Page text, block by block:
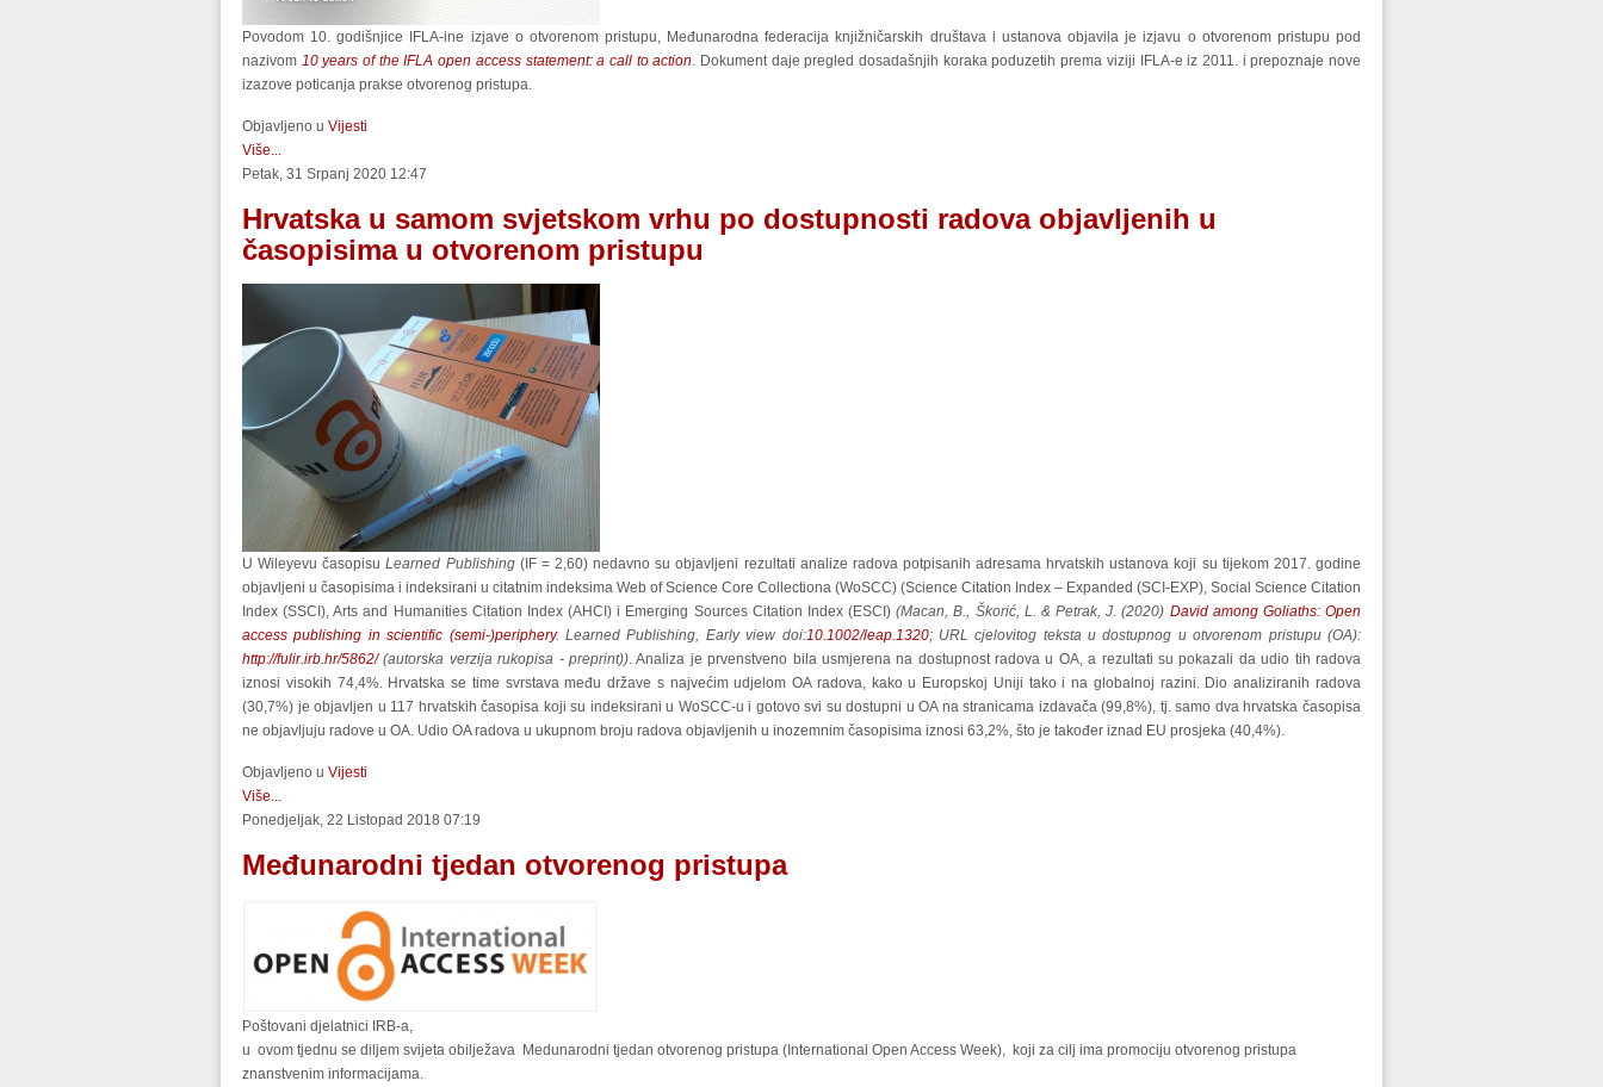
Povodom 10. godišnjice IFLA-ine izjave o otvorenom pristupu, Međunarodna federacija knjižničarskih društava i ustanova objavila je izjavu o otvorenom pristupu pod
nazivom 10 years of the IFLA open access statement: a call to action. Dokument daje pregled dosadašnjih koraka poduzetih prema viziji IFLA-e iz 2011. i prepoznaje nove
izazove poticanja prakse otvorenog pristupa.
Objavljeno u Vijesti
Više...
Petak, 31 Srpanj 2020 12:47
Hrvatska u samom svjetskom vrhu po dostupnosti radova objavljenih u
časopisima u otvorenom pristupu
U Wileyevu časopisuLearned Publishing (IF = 2,60) nedavno su objavljeni rezultati analize radova potpisanih adresama hrvatskih ustanova koji su tijekom 2017. godine
objavljeni u časopisima i indeksirani u citatnim indeksima Web of Science Core Collectiona (WoSCC) (Science Citation Index – Expanded (SCI-EXP), Social Science Citation
Index (SSCI), Arts and Humanities Citation Index (AHCI) i Emerging Sources Citation Index (ESCI) (Macan, B., Škorić, L. & Petrak, J. (2020) David among Goliaths: Open
access publishing in scientific (semi-)periphery. Learned Publishing, Early view doi:10.1002/leap.1320; URL cjelovitog teksta u dostupnog u otvorenom pristupu (OA):
http://fulir.irb.hr/5862/(autorska verzija rukopisa - preprint)). Analiza je prvenstveno bila usmjerena na dostupnost radova u OA, a rezultati su pokazali da udio tih radova
iznosi visokih 74,4%. Hrvatska se time svrstava među države s najvećim udjelom OA radova, kako u Europskoj Uniji tako i na globalnoj razini. Dio analiziranih radova
(30,7%) je objavljen u 117 hrvatskih časopisa koji su indeksirani u WoSCC-u i gotovo svi su dostupni u OA na stranicama izdavača (99,8%), tj. samo dva hrvatska časopisa
ne objavljuju radove u OA. Udio OA radova u ukupnom broju radova objavljenih u inozemnim časopisima iznosi 63,2%, što je također iznad EU prosjeka (40,4%).
Objavljeno u Vijesti
Više...
Ponedjeljak, 22 Listopad 2018 07:19
Međunarodni tjedan otvorenog pristupa
Poštovani djelatnici IRB-a,
u ovom tjednu se diljem svijeta obilježava Medunarodni tjedan otvorenog pristupa (International Open Access Week), koji za cilj ima promociju otvorenog pristupa
znanstvenim informacijama.